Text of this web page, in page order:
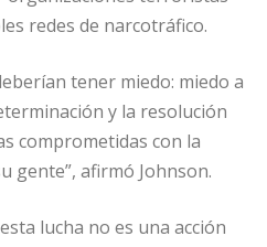
redes de narcotráfico.
tener miedo: miedo a
y la resolución
comprometidas con la
gente”, afirmó Johnson.
lucha no es una acción